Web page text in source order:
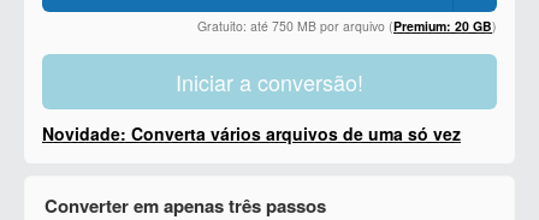
Gratuito: até 750 MB por arquivo (Premium: 20 GB)
Iniciar a conversão!
Novidade: Converta vários arquivos de uma só vez
Converter em apenas três passos